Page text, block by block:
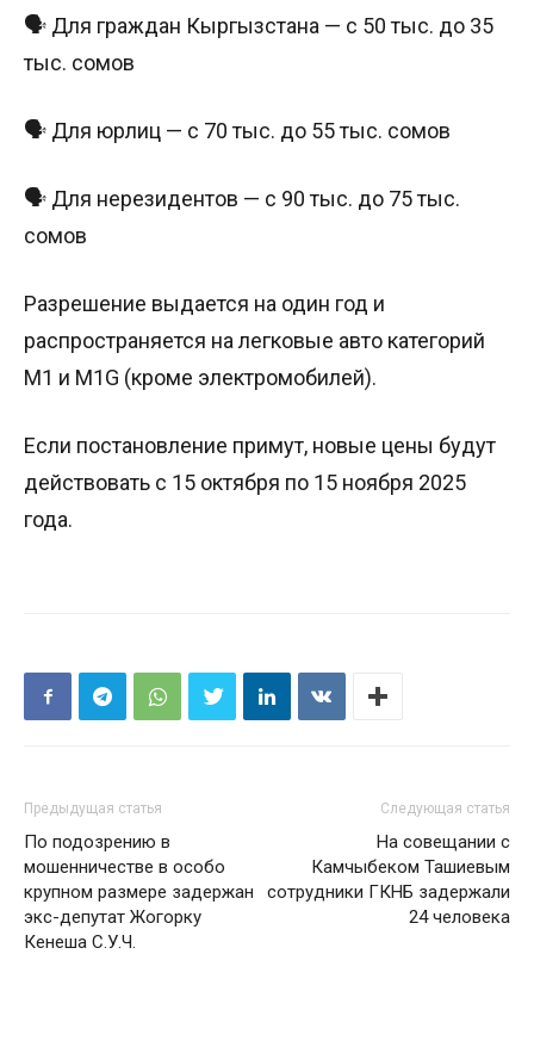
🗣 Для граждан Кыргызстана — с 50 тыс. до 35
тыс. сомов
🗣 Для юрлиц — с 70 тыс. до 55 тыс. сомов
🗣 Для нерезидентов — с 90 тыс. до 75 тыс.
сомов
Разрешение выдается на один год и
распространяется на легковые авто категорий
M1 и M1G (кроме электромобилей).
Если постановление примут, новые цены будут
действовать с 15 октября по 15 ноября 2025
года.
Предыдущая статья
По подозрению в
мошенничестве в особо
крупном размере задержан
экс-депутат Жогорку
Кенеша С.У.Ч.
Следующая статья
На совещании с
Камчыбеком Ташиевым
сотрудники ГКНБ задержали
24 человека